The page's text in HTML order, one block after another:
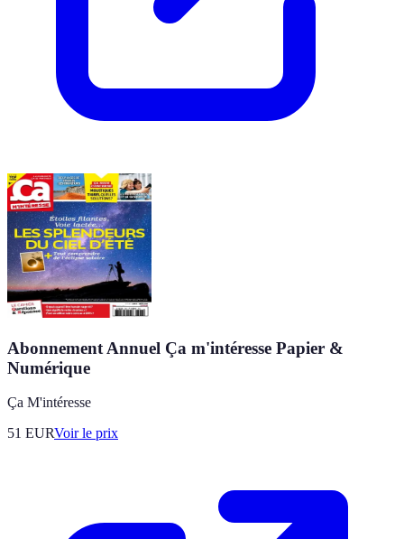
Abonnement Annuel Ça m'intéresse Papier &
Numérique
Ça M'intéresse
51 EURVoir le prix